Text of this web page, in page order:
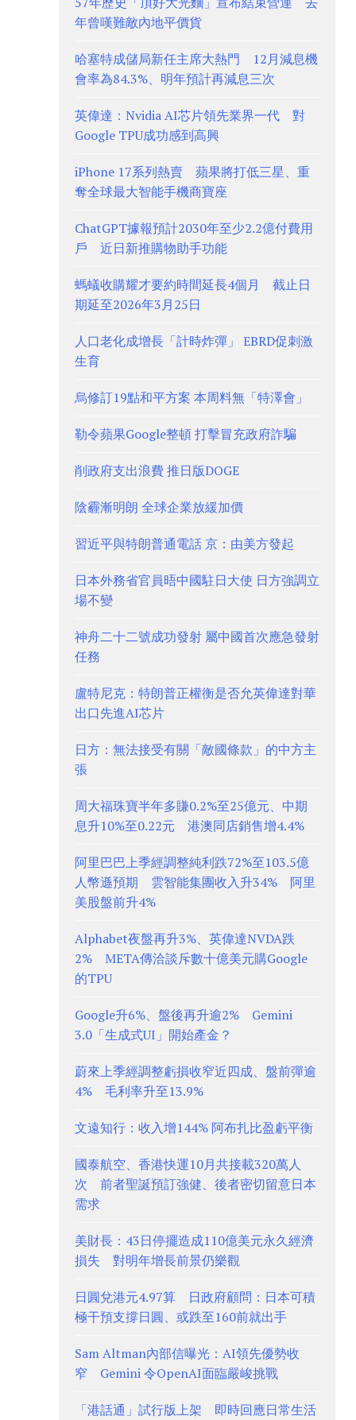
年曾嘆難敵內地平價貨
哈塞特成儲局新任主席大熱門 12月減息機
會率為84.3%、明年預計再減息三次
英偉達：Nvidia AI芯片領先業界一代 對
Google TPU成功感到高興
iPhone 17系列熱賣 蘋果將打低三星、重
奪全球最大智能手機商寶座
ChatGPT據報預計2030年至少2.2億付費用
戶 近日新推購物助手功能
螞蟻收購耀才要約時間延長4個月 截止日
期延至2026年3月25日
人口老化成增長「計時炸彈」 EBRD促刺激
生育
烏修訂19點和平方案 本周料無「特澤會」
勒令蘋果Google整頓 打擊冒充政府詐騙
削政府支出浪費 推日版DOGE
陰霾漸明朗 全球企業放緩加價
習近平與特朗普通電話 京：由美方發起
日本外務省官員晤中國駐日大使 日方強調立
場不變
神舟二十二號成功發射 屬中國首次應急發射
任務
盧特尼克：特朗普正權衡是否允英偉達對華
出口先進AI芯片
日方：無法接受有關「敵國條款」的中方主
張
周大福珠寶半年多賺0.2%至25億元、中期
息升10%至0.22元 港澳同店銷售增4.4%
阿里巴巴上季經調整純利跌72%至103.5億
人幣遜預期 雲智能集團收入升34% 阿里
美股盤前升4%
Alphabet夜盤再升3%、英偉達NVDA跌
2% META傳洽談斥數十億美元購Google
的TPU
Google升6%、盤後再升逾2% Gemini
3.0「生成式UI」開始產金？
蔚來上季經調整虧損收窄近四成、盤前彈逾
4% 毛利率升至13.9%
文遠知行：收入增144% 阿布扎比盈虧平衡
國泰航空、香港快運10月共接載320萬人
次 前者聖誕預訂強健、後者密切留意日本
需求
美財長：43日停擺造成110億美元永久經濟
損失 對明年增長前景仍樂觀
日圓兌港元4.97算 日政府顧問：日本可積
極干預支撐日圓、或跌至160前就出手
Sam Altman內部信曝光：AI領先優勢收
窄 Gemini 令OpenAI面臨嚴峻挑戰
「港話通」試行版上架 即時回應日常生活